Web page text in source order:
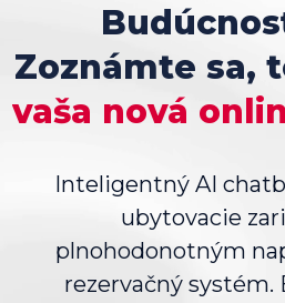
Zoznámte sa,
vaša nová
Inteligentný AI
ubytovacie
plnohodonotným
rezervačný systém.